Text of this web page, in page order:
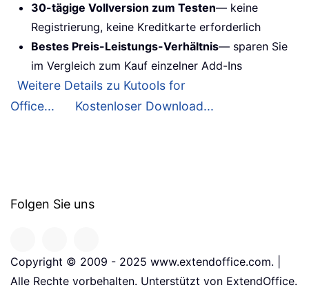
30-tägige Vollversion zum Testen— keine
Registrierung, keine Kreditkarte erforderlich
Bestes Preis-Leistungs-Verhältnis— sparen Sie
im Vergleich zum Kauf einzelner Add-Ins
Weitere Details zu Kutools for
Office...
Kostenloser Download...
Folgen Sie uns
Copyright © 2009 - 2025 www.extendoffice.com. |
Alle Rechte vorbehalten. Unterstützt von ExtendOffice.